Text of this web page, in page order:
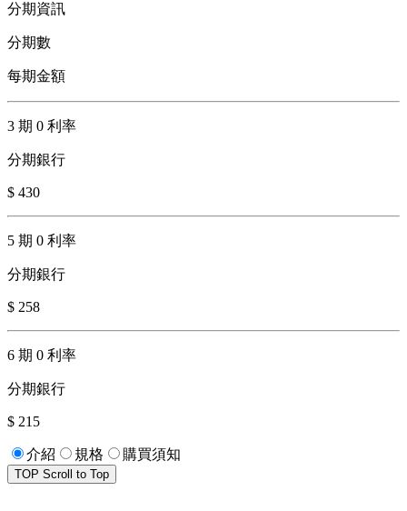
分期資訊
分期數
每期金額
3 期 0 利率
分期銀行
$ 430
5 期 0 利率
分期銀行
$ 258
6 期 0 利率
分期銀行
$ 215
介紹 規格 購買須知
TOP Scroll to Top